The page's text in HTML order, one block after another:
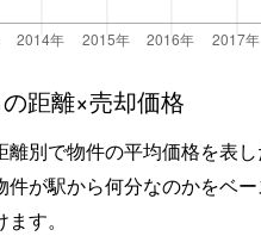
距離×売却価格
離別で物件の平均価格を表し
件が駅から何分なのかをベ
す。